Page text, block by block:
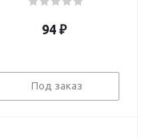
94 ₽
Под заказ